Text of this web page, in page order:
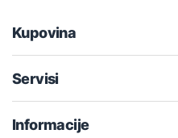
Kupovina
Servisi
Informacije